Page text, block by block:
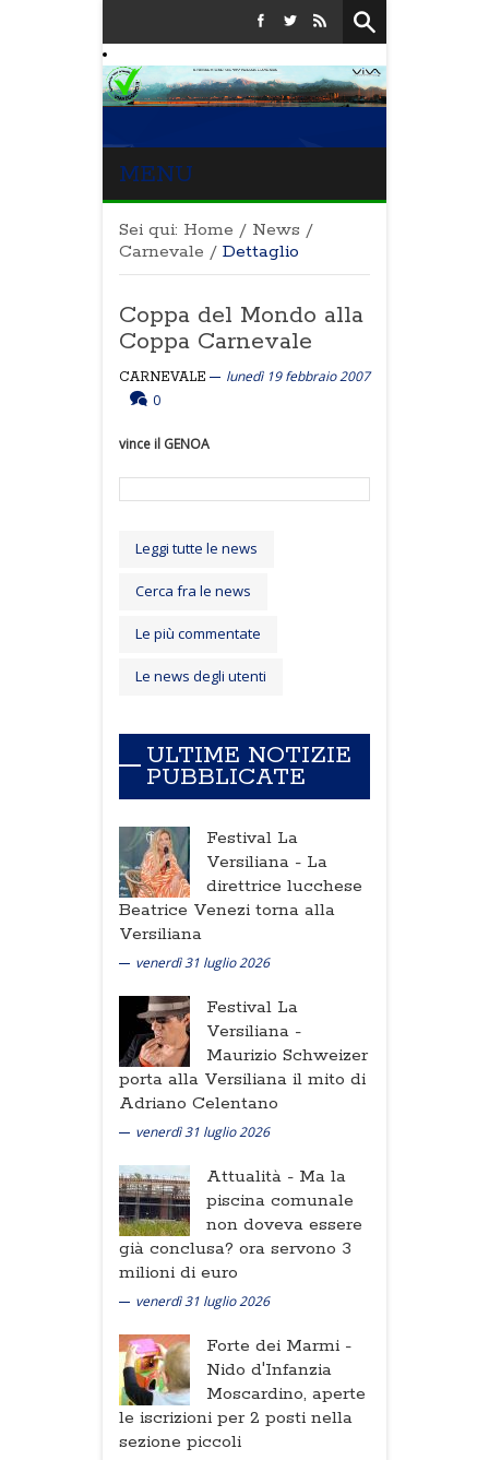
MENU
Sei qui: Home / News /
Carnevale / Dettaglio
Coppa del Mondo alla
Coppa Carnevale
CARNEVALE
lunedì 19 febbraio 2007
0
vince il GENOA
Leggi tutte le news
Cerca fra le news
Le più commentate
Le news degli utenti
ULTIME NOTIZIE
PUBBLICATE
Festival La
Versiliana - La
direttrice lucchese
Beatrice Venezi torna alla
Versiliana
venerdì 31 luglio 2026
Festival La
Versiliana -
Maurizio Schweizer
porta alla Versiliana il mito di
Adriano Celentano
venerdì 31 luglio 2026
Attualità - Ma la
piscina comunale
non doveva essere
già conclusa? ora servono 3
milioni di euro
venerdì 31 luglio 2026
Forte dei Marmi -
Nido d'Infanzia
Moscardino, aperte
le iscrizioni per 2 posti nella
sezione piccoli